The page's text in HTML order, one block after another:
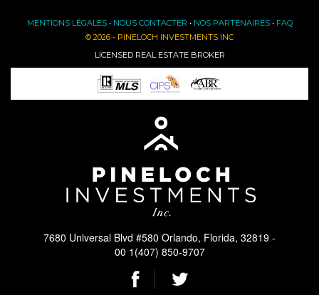
MENTIONS LÉGALES• NOUS CONTACTER • NOS PARTENAIRES• FAQ
© 2026 - PINELOCH INVESTMENTS INC
LICENSED REAL ESTATE BROKER
7680 Universal Blvd #580 Orlando, Florida, 32819 -
00 1(407) 850-9707